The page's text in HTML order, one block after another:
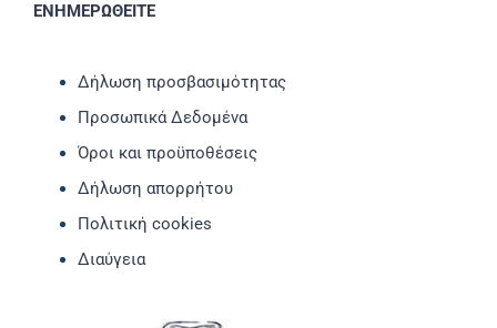
ΕΝΗΜΕΡΩΘΕΙΤΕ
Δήλωση προσβασιμότητας
Προσωπικά Δεδομένα
Όροι και προϋποθέσεις
Δήλωση απορρήτου
Πολιτική cookies
Διαύγεια